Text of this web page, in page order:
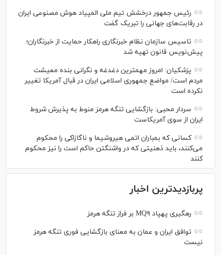
رئیس جمهور درخشش تیم ملی المپیاد هوش مصنوعی ایران
در رقابت‌های جهانی را تبریک گفت
تاسیس سازمان نظام خبرنگاری راهکار حمایت از خبرنگاران؛
پیش‌نویس قانون تهیه شد
پزشکیان: امروز مهمترین دغدغه و نگرانی بنده معیشت
مردم است/ مواضع جمهوری اسلامی ایران در قبال آمریکا تغییر
نکرده است
سردار محبی: بازگشایی تنگه هرمز منوط به پذیرش شروط
ایران از سوی آمریکاست
کسانی که بمباران اتمی هیروشیما و ناگازاکی را محکوم
می‌کنند، باید ذهنیتی که در واشنگتن حاکم است را نیز محکوم
کنند
پربازدیدترین اخبار
رهگیری پهپاد MQ۹ بر فراز تنگه هرمز
توافق ایران و عمان به معنای بازگشایی فوری تنگه هرمز
نیست